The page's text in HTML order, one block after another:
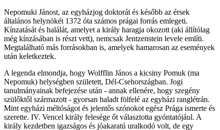
Nepomuki Jánost, az egyházjog doktorát és később az érsek
általános helynökét 1372 óta számos prágai forrás emlegeti.
Kínzatását és halálát, amelyet a király haragja okozott (aki állítólag
még kínzásában is részt vett), nemcsak Jentzenstein levele említi.
Megtalálható más forrásokban is, amelyek hamarosan az események
után keletkeztek.
A legenda elmondja, hogy Wolfflin János a kicsiny Pomuk (ma
Nepomuk) helységben született, Dél-Csehországban. Jogi
tanulmányainak befejezése után - annak ellenére, hogy szegény
szülőktől származott - gyorsan haladt fölfelé az egyházi ranglétrán.
Mint egyházi méltóságot és jelentős szónokot egész Prága ismerte és
szerette. IV. Vencel király felesége őt választotta gyóntatójául. A
király kezdetben igazságos és jóakaratú uralkodó volt, de egy